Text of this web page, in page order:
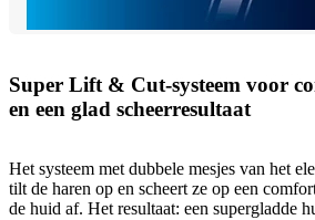
Super Lift & Cut-systeem voor
en een glad scheerresultaat
Het systeem met dubbele mesjes van het
tilt de haren op en scheert ze op een
de huid af. Het resultaat: een supergladde